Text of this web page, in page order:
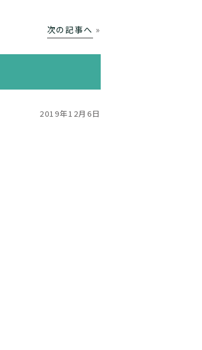
次の記事へ »
2019年12月6日